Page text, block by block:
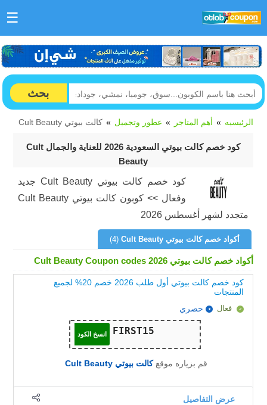
☰
بحث
الرئيسيه أهم المتاجر عطور وتجميل كالت بيوتي Cult Beauty
كود خصم كالت بيوتي السعودية 2026 للعناية والجمال Cult
Beauty
كود خصم كالت بيوتي Cult Beauty جديد
وفعال >> كوبون كالت بيوتي Cult Beauty
متجدد لشهر أغسطس 2026
أكواد خصم كالت بيوتي Cult Beauty (4)
أكواد خصم كالت بيوتي Cult Beauty Coupon codes 2026
كود خصم كالت بيوتي أول طلب 2026 خصم 20% لجميع
المنتجات
فعال حصري
انسخ الكود
قم بزياره موقعكالت بيوتي Cult Beauty
عرض التفاصيل